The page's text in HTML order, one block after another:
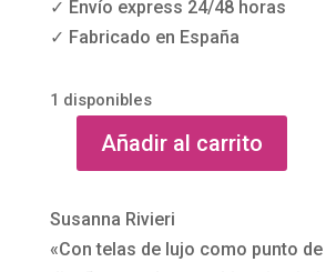
✓ Envío express 24/48 horas
✓ Fabricado en España
1 disponibles
Vestido
novia
de
Añadir al carrito
Susanna Rivieri
«Con telas de lujo como punto